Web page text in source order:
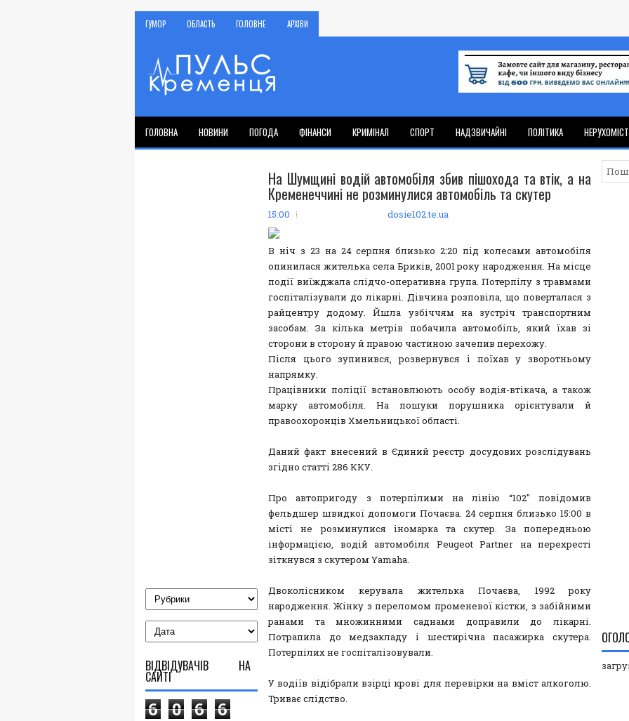
ГУМОР ОБЛАСТЬ ГОЛОВНЕ АРХІВИ
ГОЛОВНА НОВИНИ ПОГОДА ФІНАНСИ КРИМІНАЛ СПОРТ НАДЗВИЧАЙНІ ПОЛІТИКА
На Шумщині водій автомобіля збив пішохода та втік, а на
Кременеччині не розминулися автомобіль та скутер
15:00 dosie102.te.ua
В ніч з 23 на 24 серпня близько 2:20 під колесами автомобіля
опинилася жителька села Бриків, 2001 року народження. На місце
події виїжджала слідчо-оперативна група. Потерпілу з травмами
госпіталізували до лікарні. Дівчина розповіла, що поверталася з
райцентру додому. Йшла узбіччям на зустріч транспортним
засобам. За кілька метрів побачила автомобіль, який їхав зі
сторони в сторону й правою частиною зачепив перехожу.
Після цього зупинився, розвернувся і поїхав у зворотньому
напрямку.
Працівники поліції встановлюють особу водія-втікача, а також
марку автомобіля. На пошуки порушника орієнтували й
правоохоронців Хмельницької області.
Даний факт внесений в Єдиний реєстр досудових розслідувань
згідно статті 286 ККУ.
Про автопригоду з потерпілими на лінію “102″ повідомив
фельдшер швидкої допомоги Почаєва. 24 серпня близько 15:00 в
місті не розминулися іномарка та скутер. За попередньою
інформацією, водій автомобіля Peugeot Partner на перехресті
зіткнувся з скутером Yamaha.
Двоколісником керувала жителька Почаєва, 1992 року
народження. Жінку з переломом променевої кістки, з забійними
ранами та множинними саднами доправили до лікарні.
Потрапила до медзакладу і шестирічна пасажирка скутера.
Потерпілих не госпіталізовували.
У водіїв відібрали взірці крові для перевірки на вміст алкоголю.
Триває слідство.
ВІДВІДУВАЧІВ НА
САЙТІ
6 0 6 6